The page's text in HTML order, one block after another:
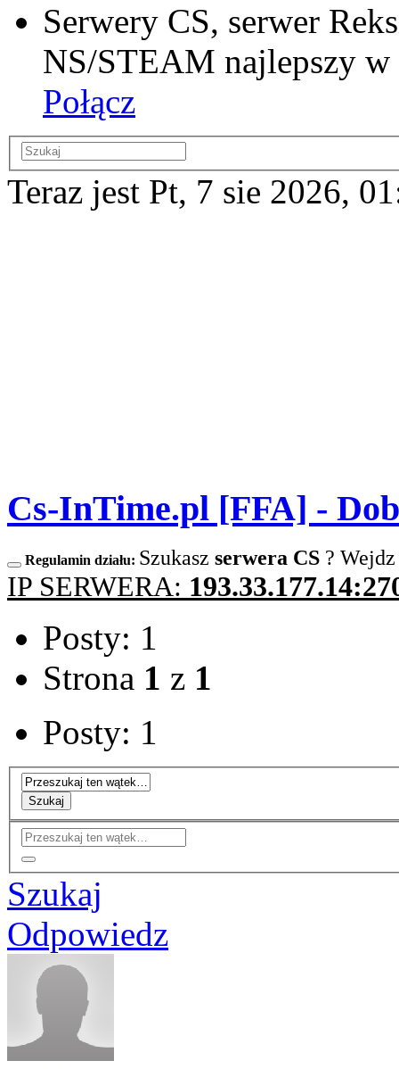
Serwery CS, serwer
NS/STEAM najlepszy
Połącz
Teraz jest Pt, 7 sie 2026,
Cs-InTime.pl [FFA] -
Regulamin działu: Szukasz serwera CS ?
IP SERWERA:
Posty: 1
Strona 1 z 1
Posty: 1
Szukaj
Szukaj
Odpowiedz